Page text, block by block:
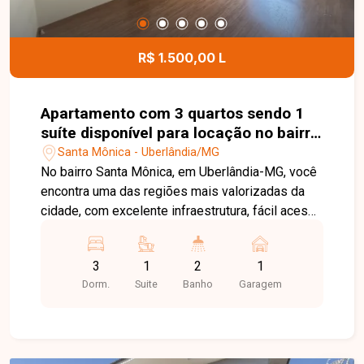
detalhes deste imóvel e ajudar você a encontrar o
imóvel ideal para morar com conforto e
R$ 1.500,00 L
Apartamento com 3 quartos sendo 1
suíte disponível para locação no bairro
Santa Mônica em Uberlândia-MG
Santa Mônica - Uberlândia/MG
No bairro Santa Mônica, em Uberlândia-MG, você
encontra uma das regiões mais valorizadas da
cidade, com excelente infraestrutura, fácil acesso
UFU, supermercados, escolas, farmácias,
restaurantes e diversos serviços,
proporcionando praticidade e qualidade de vida.
3
Dorm.
1
Suite
2
Banho
1
Garagem